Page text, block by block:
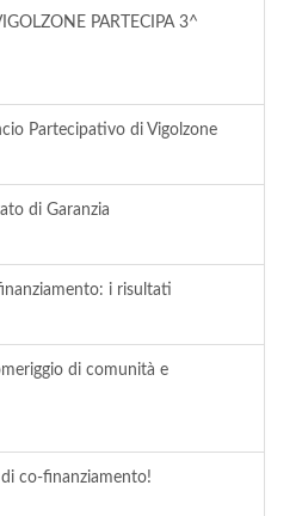
PARTECIPA 3^
Partecipativo di Vigolzone
di Garanzia
i risultati
di comunità e
co-finanziamento!